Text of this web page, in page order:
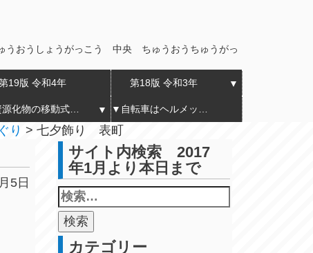
うおうしょうがっこう 中央 ちゅうおうちゅうがっ
19版 令和4年 第18版 令和3年 ▼
▼
り > 七夕飾り 表町
5日
サイト内検索 2017
年1月より本日まで
カテゴリー